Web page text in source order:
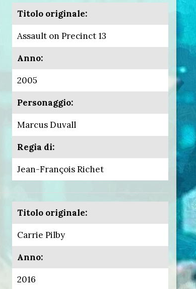
Titolo originale:
Assault on Precinct 13
Anno:
2005
Personaggio:
Marcus Duvall
Regia di:
Jean-François Richet
Titolo originale:
Carrie Pilby
Anno:
2016